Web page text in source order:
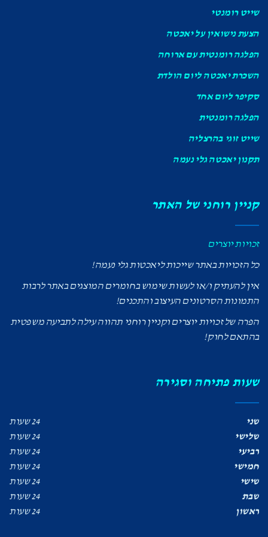
שייט רומנטי
הצעת נישואין על יאכטה
הפלגה רומנטית עם ארוחה
השכרת יאכטה ליום הולדת
סקיפר ליום אחד
הפלגה רומנטית
שייט זוגי בהרצליה
תקנון יאכטה גלי נעמה
קניין רוחני של האתר
זכויות יוצרים
כל הזכויות באתר שייכות ליאכטות גלי נעמה!
אין להעתיק ו/או לעשות שימוש בחומרים המוצגים באתר לרבות
התמונות הסרטונים העיצוב והתכנים!
הפרה של זכויות יוצרים וקניין רוחני תהווה עילה לתביעה משפטית
בהתאם לחוק!
שעות פתיחה וסגירה
שני
24 שעות
שלישי
24 שעות
רביעי
24 שעות
חמישי
24 שעות
שישי
24 שעות
שבת
24 שעות
ראשון
24 שעות